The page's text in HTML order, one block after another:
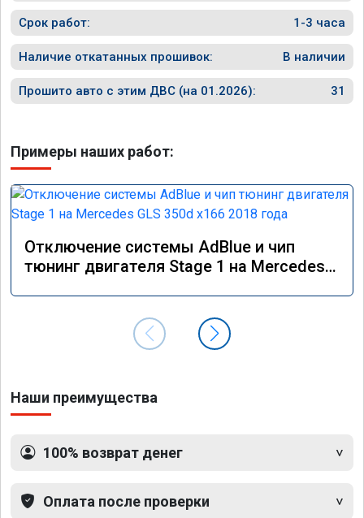
Срок работ: 1-3 часа
Наличие откатанных прошивок: В наличии
Прошито авто с этим ДВС (на 01.2026): 31
Примеры наших работ:
Отключение системы AdBlue и чип
тюнинг двигателя Stage 1 на Mercedes
Наши преимущества
100% возврат денег
Оплата после проверки